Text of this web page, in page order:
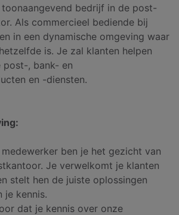
toonaangevend bedrijf in de post-
Als commercieel bediende bij
in een dynamische omgeving waar
is. Je zal klanten helpen
post-, bank- en
en -diensten.
medewerker ben je het gezicht van
Je verwelkomt je klanten
stelt hen de juiste oplossingen
je kennis.
dat je kennis over onze